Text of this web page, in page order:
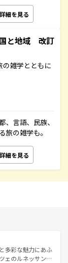
詳細を見る
と地域 改訂
の雑学とともに
言語、民族、
の雑学も。
詳細を見る
多彩な魅力にあふ
ェのルネッサンス